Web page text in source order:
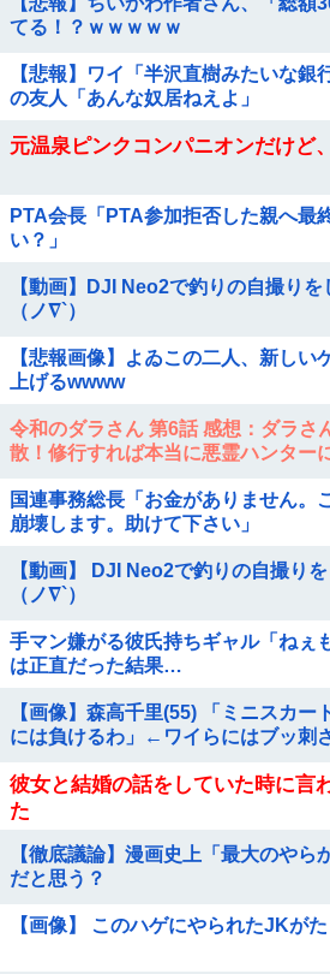
てる！？ｗｗｗｗｗ
【悲報】ワイ「半沢直樹みたいな銀
の友人「あんな奴居ねえよ」
元温泉ピンクコンパニオンだけど
PTA会長「PTA参加拒否した親へ最
い？」
【動画】DJI Neo2で釣りの自撮り
（ノ∇`）
【悲報画像】よゐこの二人、新しい
上げるwwww
令和のダラさん 第6話 感想：ダラさ
散！修行すれば本当に悪霊ハンター
国連事務総長「お金がありません。
崩壊します。助けて下さい」
【動画】 DJI Neo2で釣りの自撮り
（ノ∇`）
手マン嫌がる彼氏持ちギャル「ねぇ
は正直だった結果…
【画像】森高千里(55) 「ミニスカー
には負けるわ」←ワイらにはブッ刺
彼女と結婚の話をしていた時に言
た
【徹底議論】漫画史上「最大のやら
だと思う？
【画像】 このハゲにやられたJKが